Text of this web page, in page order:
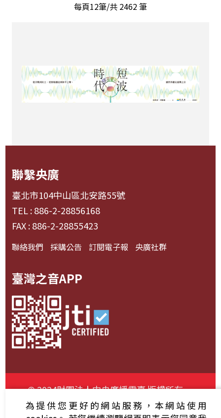
每頁12筆/共 2462筆
聯繫央廣
臺北市104中山區北安路55號
TEL : 886-2-28856168
FAX : 886-2-28855423
聯絡我們 採購公告 訂閱電子報 央廣社群
臺灣之音APP
© 2024財團法人中央廣播電臺 版權所有
資通安全政策聲明
服務條款 隱私權條款
為提供您更好的網站服務，本網站使用